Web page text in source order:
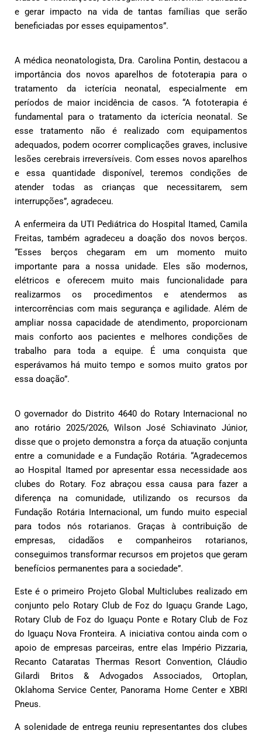
e gerar impacto na vida de tantas famílias que serão
beneficiadas por esses equipamentos”.
A médica neonatologista, Dra. Carolina Pontin, destacou a
importância dos novos aparelhos de fototerapia para o
tratamento da icterícia neonatal, especialmente em
períodos de maior incidência de casos. “A fototerapia é
fundamental para o tratamento da icterícia neonatal. Se
esse tratamento não é realizado com equipamentos
adequados, podem ocorrer complicações graves, inclusive
lesões cerebrais irreversíveis. Com esses novos aparelhos
e essa quantidade disponível, teremos condições de
atender todas as crianças que necessitarem, sem
interrupções”, agradeceu.
A enfermeira da UTI Pediátrica do Hospital Itamed, Camila
Freitas, também agradeceu a doação dos novos berços.
“Esses berços chegaram em um momento muito
importante para a nossa unidade. Eles são modernos,
elétricos e oferecem muito mais funcionalidade para
realizarmos os procedimentos e atendermos as
intercorrências com mais segurança e agilidade. Além de
ampliar nossa capacidade de atendimento, proporcionam
mais conforto aos pacientes e melhores condições de
trabalho para toda a equipe. É uma conquista que
esperávamos há muito tempo e somos muito gratos por
essa doação”.
O governador do Distrito 4640 do Rotary Internacional no
ano rotário 2025/2026, Wilson José Schiavinato Júnior,
disse que o projeto demonstra a força da atuação conjunta
entre a comunidade e a Fundação Rotária. “Agradecemos
ao Hospital Itamed por apresentar essa necessidade aos
clubes do Rotary. Foz abraçou essa causa para fazer a
diferença na comunidade, utilizando os recursos da
Fundação Rotária Internacional, um fundo muito especial
para todos nós rotarianos. Graças à contribuição de
empresas, cidadãos e companheiros rotarianos,
conseguimos transformar recursos em projetos que geram
benefícios permanentes para a sociedade”.
Este é o primeiro Projeto Global Multiclubes realizado em
conjunto pelo Rotary Club de Foz do Iguaçu Grande Lago,
Rotary Club de Foz do Iguaçu Ponte e Rotary Club de Foz
do Iguaçu Nova Fronteira. A iniciativa contou ainda com o
apoio de empresas parceiras, entre elas Império Pizzaria,
Recanto Cataratas Thermas Resort Convention, Cláudio
Gilardi Britos & Advogados Associados, Ortoplan,
Oklahoma Service Center, Panorama Home Center e XBRI
Pneus.
A solenidade de entrega reuniu representantes dos clubes